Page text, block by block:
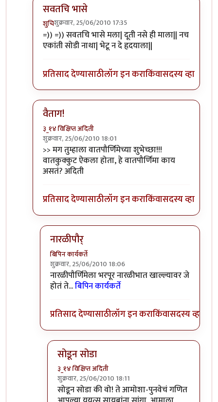
सवतचि भासे
शुचिशुक्रवार, 25/06/2010 17:35
In reply toमगbyबिपिन कार्यकर्ते
=)) =)) सवतचि भासे मला| दूती नसे ही माला|| नच
एकांती सोडी नाथा| भेटू न दे हृदयाला||
प्रतिसाद देण्यासाठीलॉग इन कराकिंवासदस्य व्हा
वैताग!
३_१४ विक्षिप्त अदिती
शुक्रवार, 25/06/2010 18:01
In reply toमगbyबिपिन कार्यकर्ते
>> मग तुम्हाला वातपौर्णिमेच्या शुभेच्छा!!!
वातकुक्कुट ऐकला होता, हे वातपौर्णिमा काय
असतं? अदिती
प्रतिसाद देण्यासाठीलॉग इन कराकिंवासदस्य व्हा
नारळीपौर्
बिपिन कार्यकर्ते
शुक्रवार, 25/06/2010 18:06
In reply toवैताग!by३_१४ विक्षिप्त अदिती
नारळीपौर्णिमेला भरपूर नारळीभात खाल्ल्यावर जे
होतं ते...बिपिन कार्यकर्ते
प्रतिसाद देण्यासाठीलॉग इन कराकिंवासदस्य व्हा
सोडून सोडा
३_१४ विक्षिप्त अदिती
शुक्रवार, 25/06/2010 18:11
In reply toनारळीपौर्byबिपिन कार्यकर्ते
सोडून सोडा की वो! ते आमोशा-पुनवेचं गणित